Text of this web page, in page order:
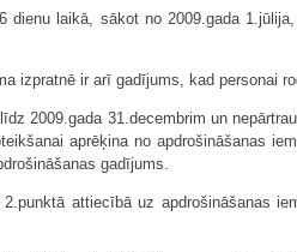
laikā, sākot no 2009.gada
izpratnē ir arī gadījums, kad personai
2009.gada 31.decembrim un
aprēķina no apdrošināšanas
gadījums.
attiecībā uz apdrošināšanas